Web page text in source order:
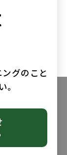
グのこと